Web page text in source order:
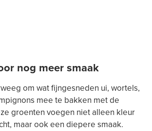
nog meer smaak
om wat fijngesneden ui, wortels,
mee te bakken met de
groenten voegen niet alleen kleur
maar ook een diepere smaak.